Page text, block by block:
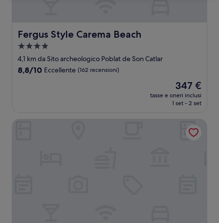
Fergus Style Carema Beach
Fergus Style Carema Beach
Struttura
a
4.0
4,1 km da Sito archeologico Poblat de Son Catlar
8.8
8,8/10 Eccellente (162 recensioni)
Il
prezzo
attuale
347 €
347 €
tasse e oneri inclusi
1 set - 2 set